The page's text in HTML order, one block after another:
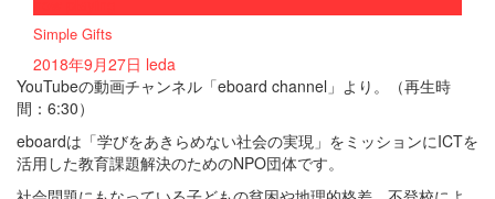
Simple Gifts
2018年9月27日 leda
YouTubeの動画チャンネル「eboard channel」より。（再生時
間：6:30）
eboardは「学びをあきらめない社会の実現」をミッションにICTを
活用した教育課題解決のためのNPO団体です。